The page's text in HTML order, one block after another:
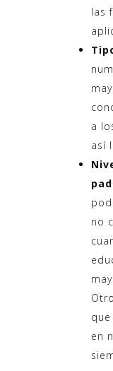
las
a
así
no
en